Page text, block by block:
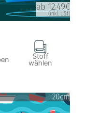
ab 12.49€
(inkl. USt)
Stoff
wählen
20cm